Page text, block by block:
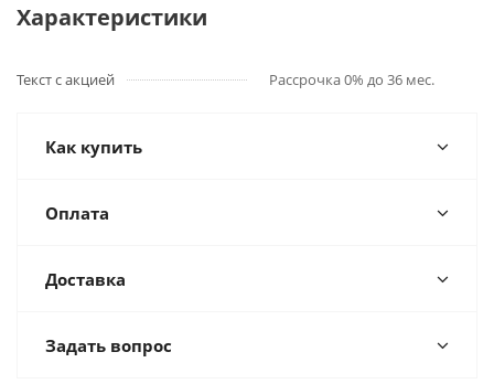
Характеристики
Текст с акцией Рассрочка 0% до 36 мес.
Как купить
Оплата
Доставка
Задать вопрос